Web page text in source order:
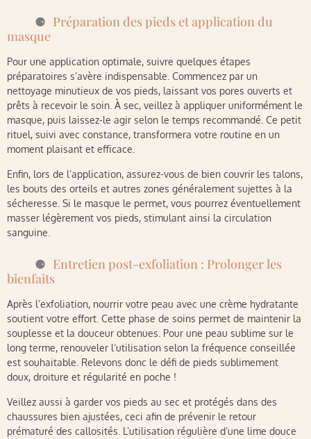
Préparation des pieds et application du
masque
Pour une application optimale, suivre quelques étapes
préparatoires s’avère indispensable. Commencez par un
nettoyage minutieux de vos pieds, laissant vos pores ouverts et
prêts à recevoir le soin. À sec, veillez à appliquer uniformément le
masque, puis laissez-le agir selon le temps recommandé. Ce petit
rituel, suivi avec constance, transformera votre routine en un
moment plaisant et efficace.
Enfin, lors de l’application, assurez-vous de bien couvrir les talons,
les bouts des orteils et autres zones généralement sujettes à la
sécheresse. Si le masque le permet, vous pourrez éventuellement
masser légèrement vos pieds, stimulant ainsi la circulation
sanguine.
Entretien post-exfoliation : Prolonger les
bienfaits
Après l’exfoliation, nourrir votre peau avec une crème hydratante
soutient votre effort. Cette phase de soins permet de maintenir la
souplesse et la douceur obtenues. Pour une peau sublime sur le
long terme, renouveler l’utilisation selon la fréquence conseillée
est souhaitable. Relevons donc le défi de pieds sublimement
doux, droiture et régularité en poche !
Veillez aussi à garder vos pieds au sec et protégés dans des
chaussures bien ajustées, ceci afin de prévenir le retour
prématuré des callosités. L’utilisation régulière d’une lime douce